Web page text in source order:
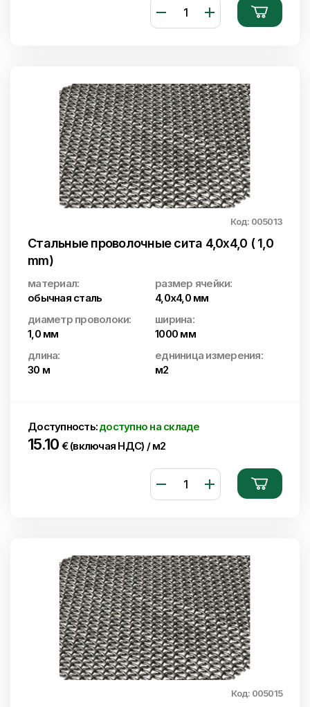
Код: 005013
Стальные проволочные сита 4,0x4,0 ( 1,0
mm)
материал:
обычная сталь
размер ячейки:
4,0х4,0 мм
диаметр проволоки:
1,0 мм
ширина:
1000 мм
длина:
30 м
едниница измерения:
м2
Доступность:доступно на складе
15.10 € (включая НДС) / м2
Код: 005015